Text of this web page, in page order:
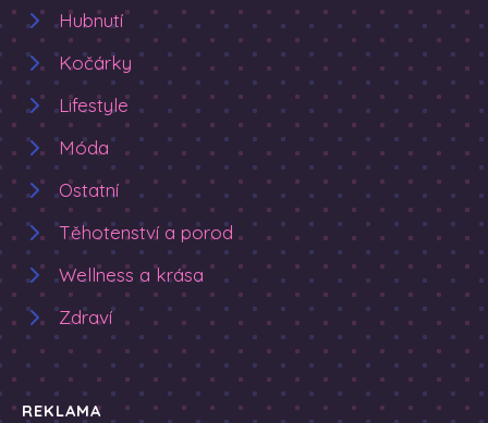
Hubnutí
Kočárky
Lifestyle
Móda
Ostatní
Těhotenství a porod
Wellness a krása
Zdraví
REKLAMA